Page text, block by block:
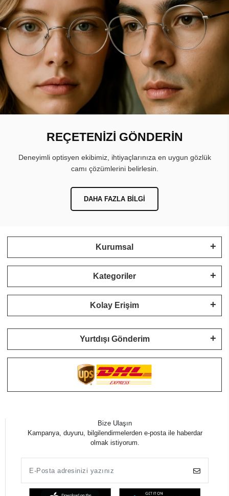
REÇETENİZİ GÖNDERİN
Deneyimli optisyen ekibimiz, ihtiyaçlarınıza en uygun gözlük
camı çözümlerini belirlesin.
DAHA FAZLA BILGI
Kurumsal
Kategoriler
Kolay Erişim
Yurtdışı Gönderim
Bize Ulaşın
Kampanya, duyuru, bilgilendirmelerden e-posta ile haberdar
olmak istiyorum.